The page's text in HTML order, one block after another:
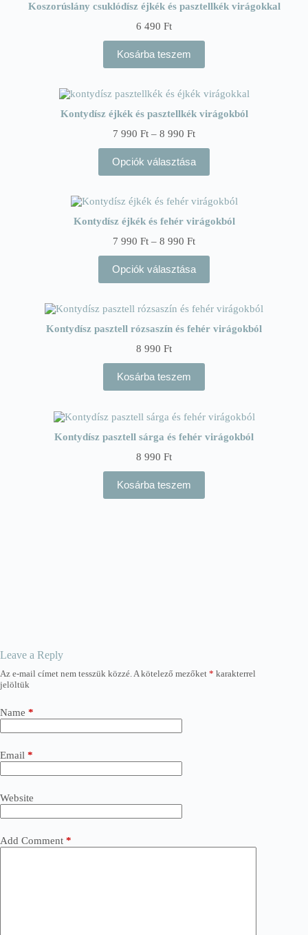
Koszorúslány csuklódísz éjkék és pasztellkék virágokkal
6 490 Ft
Kosárba teszem
Kontydísz éjkék és pasztellkék virágokból
7 990 Ft – 8 990 FtÁrtartomány:
–
Opciók választása
Kontydísz éjkék és fehér virágokból
7 990 Ft – 8 990 FtÁrtartomány:
–
Opciók választása
Kontydísz pasztell rózsaszín és fehér virágokból
8 990 Ft
Kosárba teszem
Kontydísz pasztell sárga és fehér virágokból
8 990 Ft
Kosárba teszem
Leave a Reply
Az e-mail címet nem tesszük közzé. A kötelező mezőket * karakterrel
jelöltük
Name *
Email *
Website
Add Comment *